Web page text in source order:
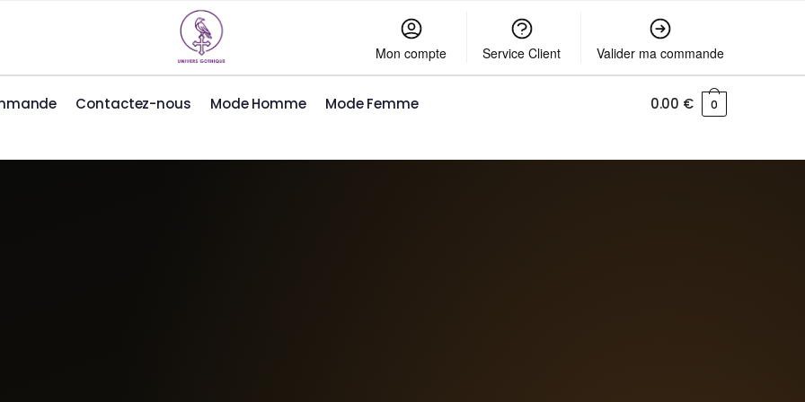
Mon compte Service Client Valider ma commande
Contactez-nous Mode Homme Mode Femme 0.00 € 0